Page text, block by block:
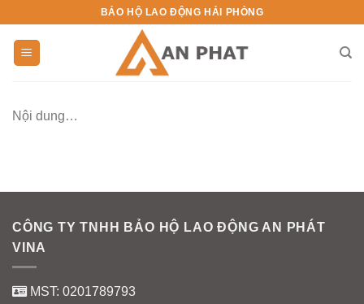
content
BẢO HỘ LAO ĐỘNG HẢI PHÒNG
Nội dung…
CÔNG TY TNHH BẢO HỘ LAO ĐỘNG AN PHÁT
VINA
MST: 0201789793